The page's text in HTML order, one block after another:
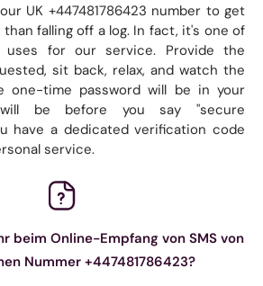
UK +447481786423 number to get
than falling off a log. In fact, it's one of
for our service. Provide the
sit back, relax, and watch the
one-time password will be in your
will be before you say "secure
have a dedicated verification code
service.
beim Online-Empfang von SMS von
Nummer +447481786423?